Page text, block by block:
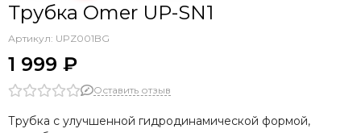
Трубка Omer UP-SN1
Артикул: UPZ001BG
1 999 ₽
Оставить отзыв
Трубка с улучшенной гидродинамической формой,